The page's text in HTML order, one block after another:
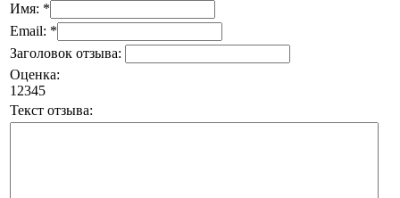
Имя: *
Email: *
Заголовок отзыва:
Оценка:
1 2345
Текст отзыва: